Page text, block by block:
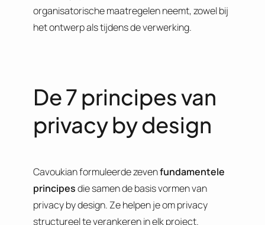
organisatorische maatregelen neemt, zowel bij
het ontwerp als tijdens de verwerking.
De 7 principes van
privacy by design
Cavoukian formuleerde zevenfundamentele
principesdie samen de basis vormen van
privacy by design. Ze helpen je om privacy
structureel te verankeren in elk project.